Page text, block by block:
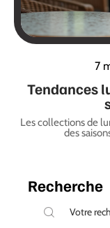
7
Tendances
Les collections de
des
Recherche